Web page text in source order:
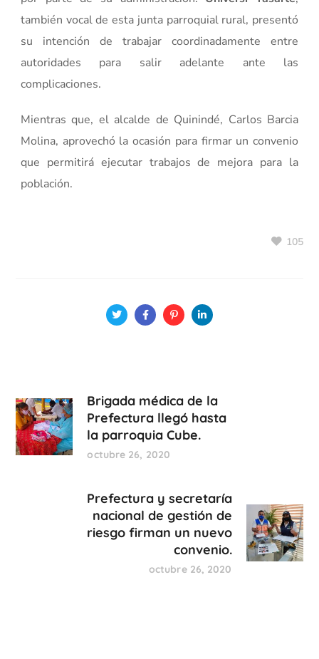
también vocal de esta junta parroquial rural, presentó
su intención de trabajar coordinadamente entre
autoridades para salir adelante ante las
complicaciones.
Mientras que, el alcalde de Quinindé, Carlos Barcia
Molina, aprovechó la ocasión para firmar un convenio
que permitirá ejecutar trabajos de mejora para la
población.
105
Brigada médica de la
Prefectura llegó hasta
la parroquia Cube.
octubre 26, 2020
Prefectura y secretaría
nacional de gestión de
riesgo firman un nuevo
convenio.
octubre 26, 2020